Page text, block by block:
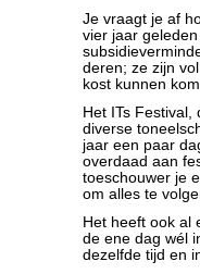
Je vraagt je af
vier jaar
deren; ze zijn
kost kunnen
Het ITs
diverse
jaar een paar
overdaad aan
toeschouwer je
om alles te
Het heeft ook al
de ene dag wél
dezelfde tijd en